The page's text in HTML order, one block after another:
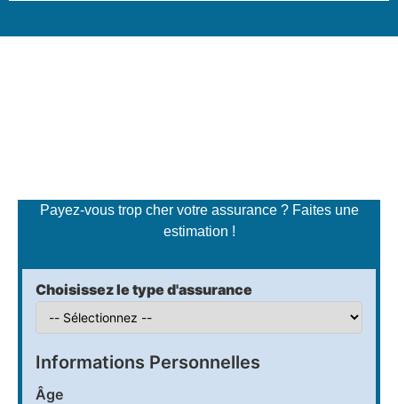
Payez-vous trop cher votre assurance ? Faites une
estimation !
Choisissez le type d'assurance
Informations Personnelles
Âge